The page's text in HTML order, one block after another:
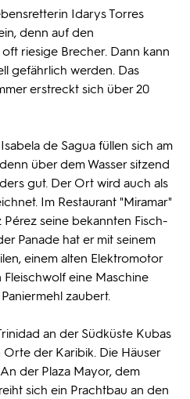
Idarys Torres
denn auf den
riesige Brecher. Dann kann
gefährlich werden. Das
erstreckt sich über 20
de Sagua füllen sich am
über dem Wasser sitzend
gut. Der Ort wird auch als
Im Restaurant "Miramar"
seine bekannten Fisch-
Panade hat er mit seinem
einem alten Elektromotor
eine Maschine
zaubert.
an der Südküste Kubas
der Karibik. Die Häuser
der Plaza Mayor, dem
sich ein Prachtbau an den